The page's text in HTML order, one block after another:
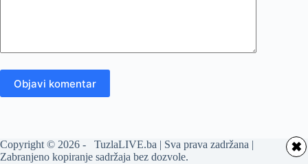
Objavi komentar
Copyright © 2026 - TuzlaLIVE.ba | Sva prava zadržana |
Zabranjeno kopiranje sadržaja bez dozvole.
✖